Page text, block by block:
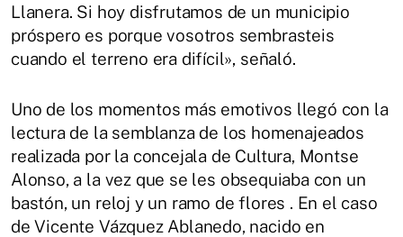
Llanera. Si hoy disfrutamos de un municipio
próspero es porque vosotros sembrasteis
cuando el terreno era difícil», señaló.
Uno de los momentos más emotivos llegó con la
lectura de la semblanza de los homenajeados
realizada por la concejala de Cultura, Montse
Alonso, a la vez que se les obsequiaba con un
bastón, un reloj y un ramo de flores . En el caso
de Vicente Vázquez Ablanedo, nacido en